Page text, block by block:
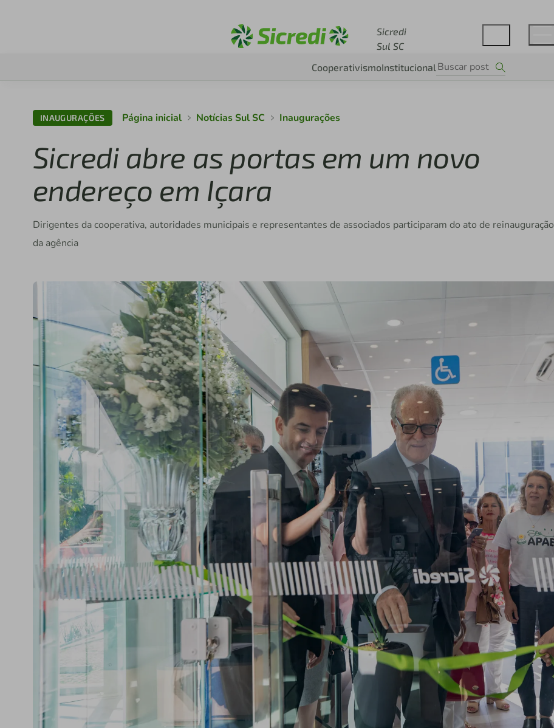
Sicredi
Sul SC
CooperativismoInstitucional
INAUGURAÇÕES Página inicial Notícias Sul SC Inaugurações
Sicredi abre as portas em um novo
endereço em Içara
Dirigentes da cooperativa, autoridades municipais e representantes de associados participaram do ato de reinauguração
da agência